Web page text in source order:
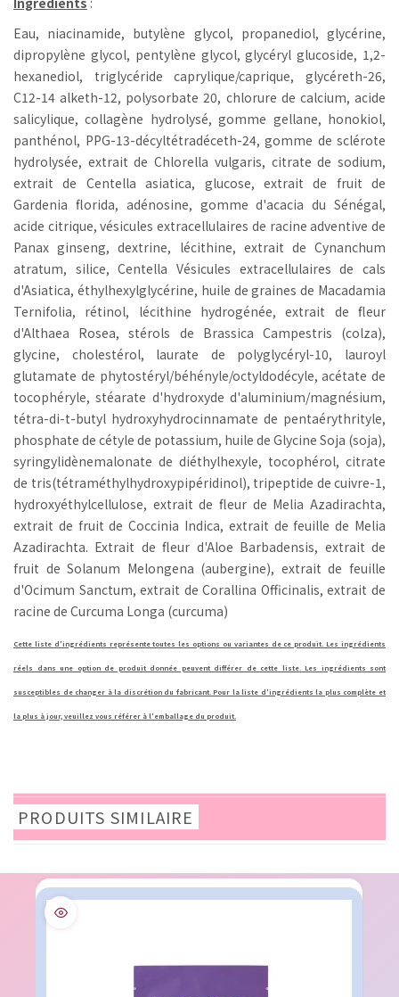
Eau, niacinamide, butylène glycol, propanediol, glycérine,
dipropylène glycol, pentylène glycol, glycéryl glucoside, 1,2-
hexanediol, triglycéride caprylique/caprique, glycéreth-26,
C12-14 alketh-12, polysorbate 20, chlorure de calcium, acide
salicylique, collagène hydrolysé, gomme gellane, honokiol,
panthénol, PPG-13-décyltétradéceth-24, gomme de sclérote
hydrolysée, extrait de Chlorella vulgaris, citrate de sodium,
extrait de Centella asiatica, glucose, extrait de fruit de
Gardenia florida, adénosine, gomme d'acacia du Sénégal,
acide citrique, vésicules extracellulaires de racine adventive de
Panax ginseng, dextrine, lécithine, extrait de Cynanchum
atratum, silice, Centella Vésicules extracellulaires de cals
d'Asiatica, éthylhexylglycérine, huile de graines de Macadamia
Ternifolia, rétinol, lécithine hydrogénée, extrait de fleur
d'Althaea Rosea, stérols de Brassica Campestris (colza),
glycine, cholestérol, laurate de polyglycéryl-10, lauroyl
glutamate de phytostéryl/béhényle/octyldodécyle, acétate de
tocophéryle, stéarate d'hydroxyde d'aluminium/magnésium,
tétra-di-t-butyl hydroxyhydrocinnamate de pentaérythrityle,
phosphate de cétyle de potassium, huile de Glycine Soja (soja),
syringylidènemalonate de diéthylhexyle, tocophérol, citrate
de tris(tétraméthylhydroxypipéridinol), tripeptide de cuivre-1,
hydroxyéthylcellulose, extrait de fleur de Melia Azadirachta,
extrait de fruit de Coccinia Indica, extrait de feuille de Melia
Azadirachta. Extrait de fleur d'Aloe Barbadensis, extrait de
fruit de Solanum Melongena (aubergine), extrait de feuille
d'Ocimum Sanctum, extrait de Corallina Officinalis, extrait de
racine de Curcuma Longa (curcuma)
Cette liste d'ingrédients représente toutes les options ou variantes de ce produit. Les ingrédients
réels dans une option de produit donnée peuvent différer de cette liste. Les ingrédients sont
susceptibles de changer à la discrétion du fabricant. Pour la liste d'ingrédients la plus complète et
la plus à jour, veuillez vous référer à l'emballage du produit.
PRODUITS SIMILAIRE